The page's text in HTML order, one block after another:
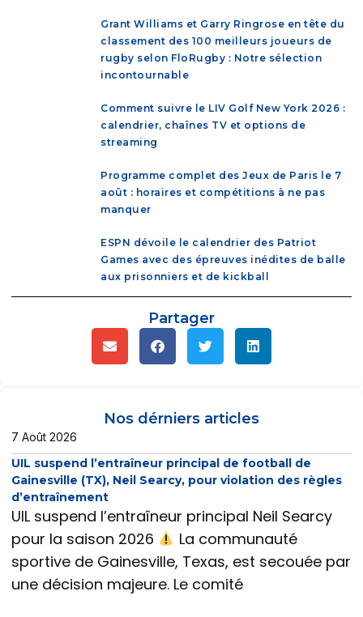
Grant Williams et Garry Ringrose en tête du
classement des 100 meilleurs joueurs de
rugby selon FloRugby : Notre sélection
incontournable
Comment suivre le LIV Golf New York 2026 :
calendrier, chaînes TV et options de
streaming
Programme complet des Jeux de Paris le 7
août : horaires et compétitions à ne pas
manquer
ESPN dévoile le calendrier des Patriot
Games avec des épreuves inédites de balle
aux prisonniers et de kickball
Partager
Nos dérniers articles
7 Août 2026
UIL suspend l’entraîneur principal de football de
Gainesville (TX), Neil Searcy, pour violation des règles
d’entraînement
UIL suspend l’entraîneur principal Neil Searcy
pour la saison 2026
La communauté
sportive de Gainesville, Texas, est secouée par
une décision majeure. Le comité